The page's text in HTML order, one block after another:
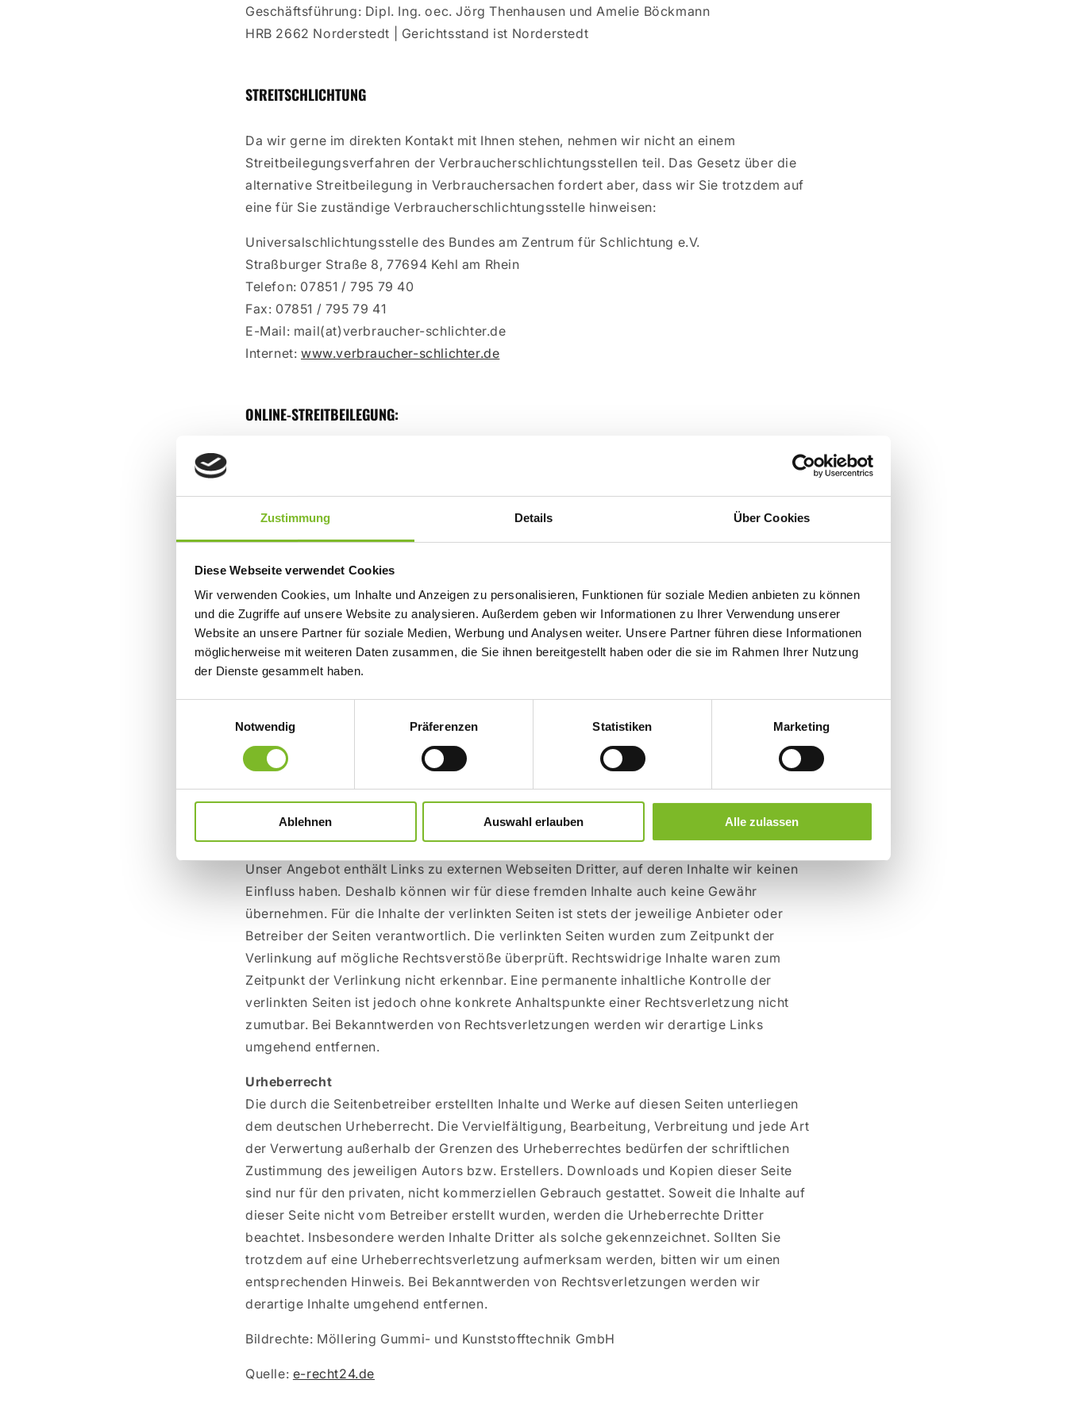
Zustimmung Details Über Cookies
Diese Webseite verwendet Cookies
Wir verwenden Cookies, um Inhalte und Anzeigen zu personalisieren, Funktionen für soziale Medien anbieten zu können
und die Zugriffe auf unsere Website zu analysieren. Außerdem geben wir Informationen zu Ihrer Verwendung unserer
Website an unsere Partner für soziale Medien, Werbung und Analysen weiter. Unsere Partner führen diese Informationen
möglicherweise mit weiteren Daten zusammen, die Sie ihnen bereitgestellt haben oder die sie im Rahmen Ihrer Nutzung
der Dienste gesammelt haben.
Notwendig
Präferenzen Statistiken Marketing
Ablehnen Auswahl erlauben Alle zulassen
Geschäftsführung: Dipl. Ing. oec. Jörg Thenhausen und Amelie Böckmann
HRB 2662 Norderstedt | Gerichtsstand ist Norderstedt
STREITSCHLICHTUNG
Da wir gerne im direkten Kontakt mit Ihnen stehen, nehmen wir nicht an einem
Streitbeilegungsverfahren der Verbraucherschlichtungsstellen teil. Das Gesetz über die
alternative Streitbeilegung in Verbrauchersachen fordert aber, dass wir Sie trotzdem auf
eine für Sie zuständige Verbraucherschlichtungsstelle hinweisen:
Universalschlichtungsstelle des Bundes am Zentrum für Schlichtung e.V.
Straßburger Straße 8, 77694 Kehl am Rhein
Telefon: 07851 / 795 79 40
Fax: 07851 / 795 79 41
E-Mail: mail(at)verbraucher-schlichter.de
Internet: www.verbraucher-schlichter.de
ONLINE-STREITBEILEGUNG:
DISCLAIMER
Haftung für Inhalte
Als Diensteanbieter sind wir gemäß § 7 Abs.1 TMG für eigene Inhalte auf diesen Seiten
nach den allgemeinen Gesetzen verantwortlich. Nach §§ 8 bis 10 TMG sind wir als
Diensteanbieter jedoch nicht verpflichtet, übermittelte oder gespeicherte fremde
Informationen zu überwachen oder nach Umständen zu forschen, die auf eine
rechtswidrige Tätigkeit hinweisen. Verpflichtungen zur Entfernung oder Sperrung der
Nutzung von Informationen nach den allgemeinen Gesetzen bleiben hiervon unberührt.
Eine diesbezügliche Haftung ist jedoch erst ab dem Zeitpunkt der Kenntnis einer konkreten
Rechtsverletzung möglich. Bei Bekanntwerden von entsprechenden Rechtsverletzungen
Haftung für Links
Unser Angebot enthält Links zu externen Webseiten Dritter, auf deren Inhalte wir keinen
Einfluss haben. Deshalb können wir für diese fremden Inhalte auch keine Gewähr
übernehmen. Für die Inhalte der verlinkten Seiten ist stets der jeweilige Anbieter oder
Betreiber der Seiten verantwortlich. Die verlinkten Seiten wurden zum Zeitpunkt der
Verlinkung auf mögliche Rechtsverstöße überprüft. Rechtswidrige Inhalte waren zum
Zeitpunkt der Verlinkung nicht erkennbar. Eine permanente inhaltliche Kontrolle der
verlinkten Seiten ist jedoch ohne konkrete Anhaltspunkte einer Rechtsverletzung nicht
zumutbar. Bei Bekanntwerden von Rechtsverletzungen werden wir derartige Links
umgehend entfernen.
Urheberrecht
Die durch die Seitenbetreiber erstellten Inhalte und Werke auf diesen Seiten unterliegen
dem deutschen Urheberrecht. Die Vervielfältigung, Bearbeitung, Verbreitung und jede Art
der Verwertung außerhalb der Grenzen des Urheberrechtes bedürfen der schriftlichen
Zustimmung des jeweiligen Autors bzw. Erstellers. Downloads und Kopien dieser Seite
sind nur für den privaten, nicht kommerziellen Gebrauch gestattet. Soweit die Inhalte auf
dieser Seite nicht vom Betreiber erstellt wurden, werden die Urheberrechte Dritter
beachtet. Insbesondere werden Inhalte Dritter als solche gekennzeichnet. Sollten Sie
trotzdem auf eine Urheberrechtsverletzung aufmerksam werden, bitten wir um einen
entsprechenden Hinweis. Bei Bekanntwerden von Rechtsverletzungen werden wir
derartige Inhalte umgehend entfernen.
Bildrechte: Möllering Gummi- und Kunststofftechnik GmbH
Quelle: e-recht24.de